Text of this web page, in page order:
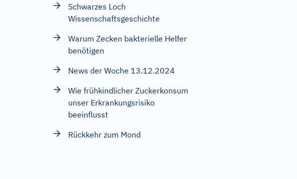
Schwarzes Loch
Wissenschaftsgeschichte
Warum Zecken bakterielle Helfer
benötigen
News der Woche 13.12.2024
Wie frühkindlicher Zuckerkonsum
unser Erkrankungsrisiko
beeinflusst
Rückkehr zum Mond